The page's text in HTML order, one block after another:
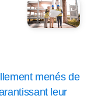
menés de
leur